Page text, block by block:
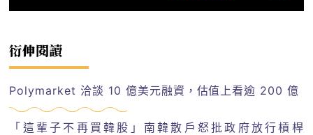
衍伸閱讀
Polymarket 洽談 10 億美元融資，估值上看逾 200 億
「這輩子不再買韓股」南韓散戶怒批政府放行槓桿